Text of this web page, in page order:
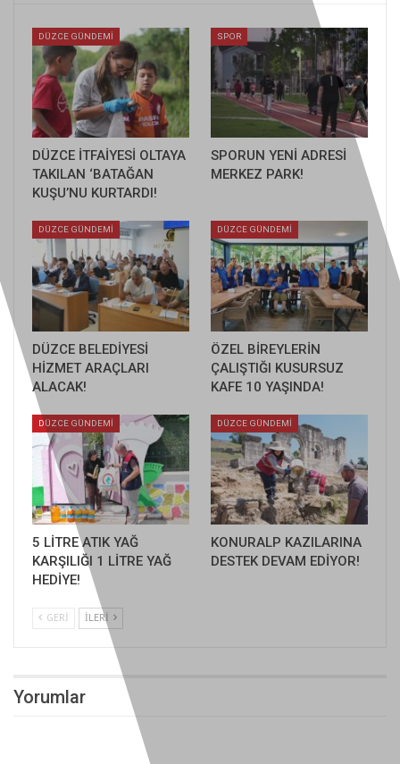
DÜZCE GÜNDEMİ
DÜZCE İTFAİYESİ OLTAYA
TAKILAN ‘BATAĞAN
KUŞU’NU KURTARDI!
SPOR
SPORUN YENİ ADRESİ
MERKEZ PARK!
DÜZCE GÜNDEMİ
DÜZCE BELEDİYESİ
HİZMET ARAÇLARI
ALACAK!
DÜZCE GÜNDEMİ
ÖZEL BİREYLERİN
ÇALIŞTIĞI KUSURSUZ
KAFE 10 YAŞINDA!
DÜZCE GÜNDEMİ
5 LİTRE ATIK YAĞ
KARŞILIĞI 1 LİTRE YAĞ
HEDİYE!
DÜZCE GÜNDEMİ
KONURALP KAZILARINA
DESTEK DEVAM EDİYOR!
GERI İLERI
Yorumlar